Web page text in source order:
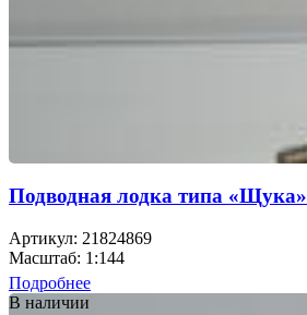
Подводная лодка типа «Щука»
Артикул: 21824869
Масштаб: 1:144
Подробнее
В наличии